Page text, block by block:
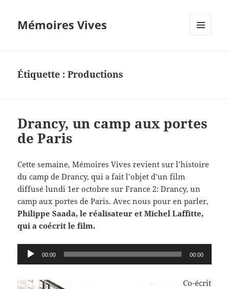
Mémoires Vives
Étiquette :Productions
Drancy, un camp aux portes
de Paris
Cette semaine, Mémoires Vives revient sur l’histoire
du camp de Drancy, qui a fait l’objet d’un film
diffusé lundi 1er octobre sur France 2: Drancy, un
camp aux portes de Paris. Avec nous pour en parler,
Philippe Saada, le réalisateur et Michel Laffitte,
qui a coécrit le film.
Lecteur
audio
00:00 00:00
Co-écrit